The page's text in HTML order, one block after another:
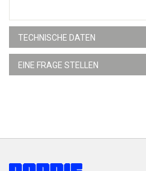
TECHNISCHE DATEN
EINE FRAGE STELLEN